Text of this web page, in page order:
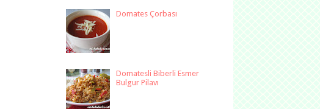
Domates Çorbası
Domatesli Biberli Esmer
Bulgur Pilavı